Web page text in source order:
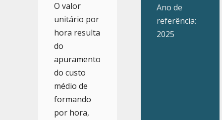
O valor
unitário por
hora resulta
do
apuramento
do custo
médio de
formando
por hora,
Ano de
referência:
2025